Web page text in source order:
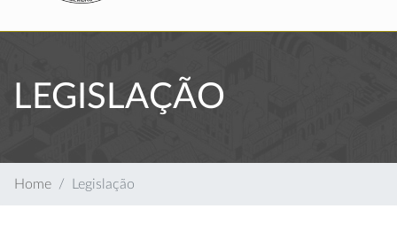
LEGISLAÇÃO
Home Legislação